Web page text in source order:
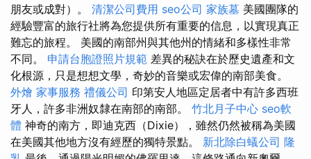
朋友或成對）。 清潔公司費用 seo公司 家族墓 美國團隊的
經驗豐富的旅行社將為您提供所有重要的信息，以實現真正
難忘的旅程。 美國的南部州與其他州的情緒和多樣性非常
不同。 申請台胞證照片規範 差異的秘訣在於歷史遺產和文
化根源，只是想想文學，奇妙的音樂或宏偉的南部美食。
外燴 家事服務 禮儀公司 印第安人地區定居者中有許多西班
牙人，許多非洲奴隸在南部的南部。 竹北月子中心 seo軟
體 神奇的南方，即迪克西（Dixie），雖然仍然被稱為美國
在美國其他地方沒有經歷的獨特景點。 新北除白蟻公司 隆